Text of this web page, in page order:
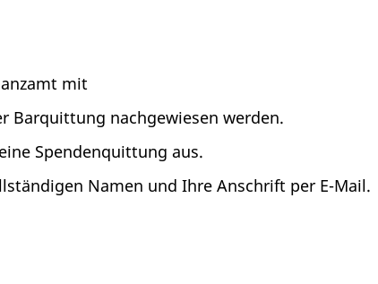
mit
Barquittung nachgewiesen werden.
Spendenquittung aus.
Namen und Ihre Anschrift per E-Mail.